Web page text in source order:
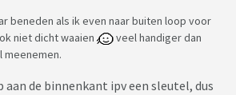
beneden als ik even naar buiten loop voor
niet dicht waaien
veel handiger dan
aan de binnenkant ipv een sleutel, dus